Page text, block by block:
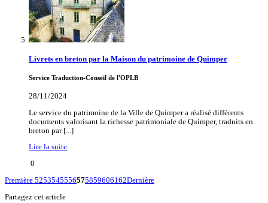
Livrets en breton par la Maison du patrimoine de Quimper
Service Traduction-Conseil de l'OPLB
28/11/2024
Le service du patrimoine de la Ville de Quimper a réalisé différents
documents valorisant la richesse patrimoniale de Quimper, traduits en
breton par [...]
Lire la suite
0
Première 5253545556575859606162Dernière
Partagez cet article